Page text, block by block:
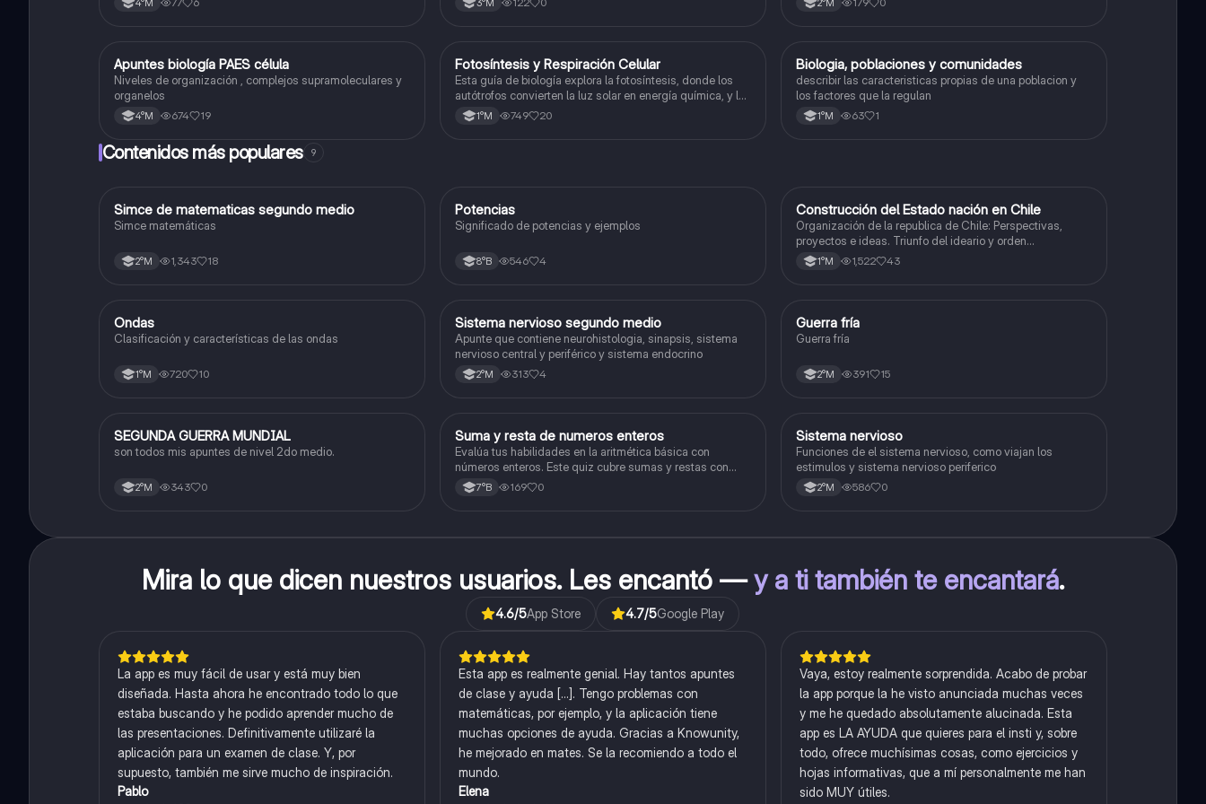
4°M 3°M 2°M
Biología
Apuntes biología PAES célula
Niveles de organización , complejos supramoleculares y
organelos
4°M 674 19
Biología
Fotosíntesis y Respiración Celular
Esta guía de biología explora la fotosíntesis, donde los
autótrofos convierten la luz solar en energía química, y la
respiración celular, un proceso vital para el flujo de
energía en los ecosistemas.
1°M 749 20
Biología
Biologia, poblaciones y comunidades
describir las caracteristicas propias de una poblacion y
los factores que la regulan
1°M 63 1
Contenidos más populares 9
Matemáticas
Simce de matematicas segundo medio
Simce matemáticas
2°M 1,343 18
Matemáticas
Potencias
Significado de potencias y ejemplos
8°B 546 4
Historia
Construcción del Estado nación en Chile
Organización de la republica de Chile: Perspectivas,
proyectos e ideas. Triunfo del ideario y orden
conservador. Constitución de 1833. "Era Portaliana"
1°M 1,522 43
Física
Ondas
Clasificación y características de las ondas
1°M 720 10
Biología
Sistema nervioso segundo medio
Apunte que contiene neurohistologia, sinapsis, sistema
nervioso central y periférico y sistema endocrino
2°M 313 4
GHistoria
Guerra fría
Guerra fría
2°M 391 15
Historia
SEGUNDA GUERRA MUNDIAL
son todos mis apuntes de nivel 2do medio.
2°M 343 0
SMatemáticas
Suma y resta de numeros enteros
Evalúa tus habilidades en la aritmética básica con
números enteros. Este quiz cubre sumas y restas con
números positivos y negativos.
7°B 169 0
SBiología
Sistema nervioso
Funciones de el sistema nervioso, como viajan los
estimulos y sistema nervioso periferico
2°M 586 0
Mira lo que dicen nuestros usuarios. Les encantó —y a ti también te encantará.
4.6/5App Store 4.7/5Google Play
La app es muy fácil de usar y está muy bien
diseñada. Hasta ahora he encontrado todo lo que
estaba buscando y he podido aprender mucho de
las presentaciones. Definitivamente utilizaré la
aplicación para un examen de clase. Y, por
supuesto, también me sirve mucho de inspiración.
Pablo
Esta app es realmente genial. Hay tantos apuntes
de clase y ayuda [...]. Tengo problemas con
matemáticas, por ejemplo, y la aplicación tiene
muchas opciones de ayuda. Gracias a Knowunity,
he mejorado en mates. Se la recomiendo a todo el
mundo.
Elena
Vaya, estoy realmente sorprendida. Acabo de probar
la app porque la he visto anunciada muchas veces
y me he quedado absolutamente alucinada. Esta
app es LA AYUDA que quieres para el insti y, sobre
todo, ofrece muchísimas cosas, como ejercicios y
hojas informativas, que a mí personalmente me han
sido MUY útiles.